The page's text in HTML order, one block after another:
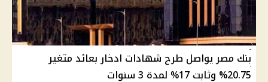
بنك مصر يواصل طرح شهادات ادخار بعائد متغير
20.75% وثابت 17% لمدة 3 سنوات